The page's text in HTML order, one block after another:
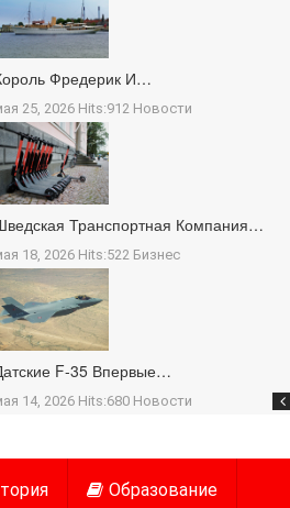
Фредерик И…
25, 2026 Hits:912 Новости
Транспортная Компания…
18, 2026 Hits:522 Бизнес
F-35 Впервые…
14, 2026 Hits:680 Новости
Образование